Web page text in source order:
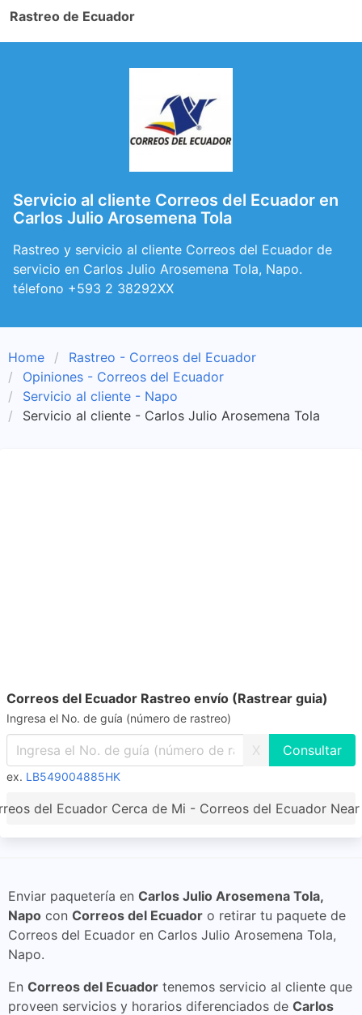
Rastreo de Ecuador
Servicio al cliente Correos del Ecuador en
Carlos Julio Arosemena Tola
Rastreo y servicio al cliente Correos del Ecuador de
servicio en Carlos Julio Arosemena Tola, Napo.
télefono +593 2 38292XX
Home
Rastreo - Correos del Ecuador
Opiniones - Correos del Ecuador
Servicio al cliente - Napo
Servicio al cliente - Carlos Julio Arosemena Tola
Correos del Ecuador Rastreo envío (Rastrear guia)
Ingresa el No. de guía (número de rastreo)
X
ex. LB549004885HK
del Ecuador Cerca de Mi - Correos del Ecuador Near
Enviar paquetería en Carlos Julio Arosemena Tola,
Napo con Correos del Ecuador o retirar tu paquete de
Correos del Ecuador en Carlos Julio Arosemena Tola,
Napo.
En Correos del Ecuador tenemos servicio al cliente que
proveen servicios y horarios diferenciados de Carlos